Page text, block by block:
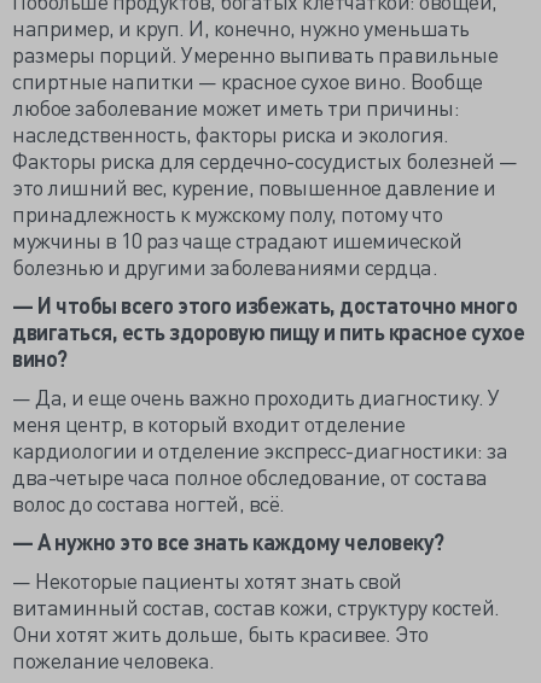
например, и круп. И, конечно, нужно уменьшать
размеры порций. Умеренно выпивать правильные
спиртные напитки — красное сухое вино. Вообще
любое заболевание может иметь три причины:
наследственность, факторы риска и экология.
Факторы риска для сердечно-сосудистых болезней —
это лишний вес, курение, повышенное давление и
принадлежность к мужскому полу, потому что
мужчины в 10 раз чаще страдают ишемической
болезнью и другими заболеваниями сердца.
— И чтобы всего этого избежать, достаточно много
двигаться, есть здоровую пищу и пить красное сухое
вино?
— Да, и еще очень важно проходить диагностику. У
меня центр, в который входит отделение
кардиологии и отделение экспресс-диагностики: за
два-четыре часа полное обследование, от состава
волос до состава ногтей, всё.
— А нужно это все знать каждому человеку?
— Некоторые пациенты хотят знать свой
витаминный состав, состав кожи, структуру костей.
Они хотят жить дольше, быть красивее. Это
пожелание человека.